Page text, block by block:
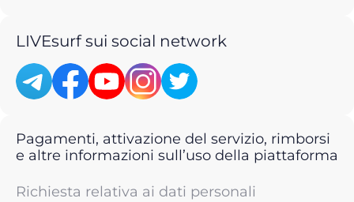
LIVEsurf sui social network
Pagamenti, attivazione del servizio, rimborsi
e altre informazioni sull’uso della piattaforma
Richiesta relativa ai dati personali